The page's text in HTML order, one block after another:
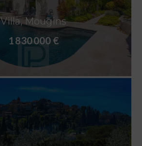
Villa, Mougins
1 830 000 €